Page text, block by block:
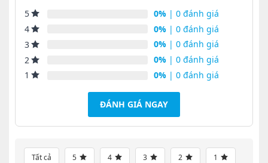
5 0% | 0 đánh giá
4
0% | 0 đánh giá
3
0% | 0 đánh giá
2
0% | 0 đánh giá
1
0% | 0 đánh giá
ĐÁNH GIÁ NGAY
Tất cả 5 4 3 2 1